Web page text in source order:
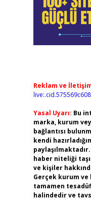
Reklam ve
Yasal Uyarı: Bu
marka, kurum
bağlantısı
kendi
haber niteliği
ve kişiler
Gerçek kurum
tamamen
halindedir ve